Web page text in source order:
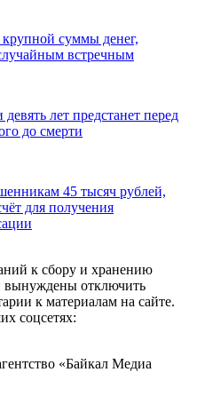
суммы денег,
встречным
лет предстанет перед
до смерти
45 тысяч рублей,
для получения
к сбору и хранению
отключить
к материалам на сайте.
соцсетях:
«Байкал Медиа